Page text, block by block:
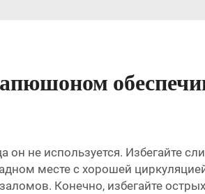
он не используется. Избегайте
месте с хорошей
Конечно, избегайте